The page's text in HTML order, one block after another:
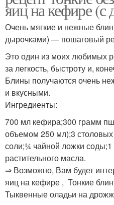
яиц на кефире
Очень мягкие и нежные
дырочками) — пошаговый
Это один из моих любимых
за легкость, быстроту и,
Блины получаются очень
и вкусными.
Ингредиенты:
700 мл кефира;300 грамм
объемом 250 мл);3
соли;¾ чайной ложки соды;1
растительного масла.
⇒ Возможно, Вам будет
яиц на кефире , Тонкие
Тыквенные оладьи на